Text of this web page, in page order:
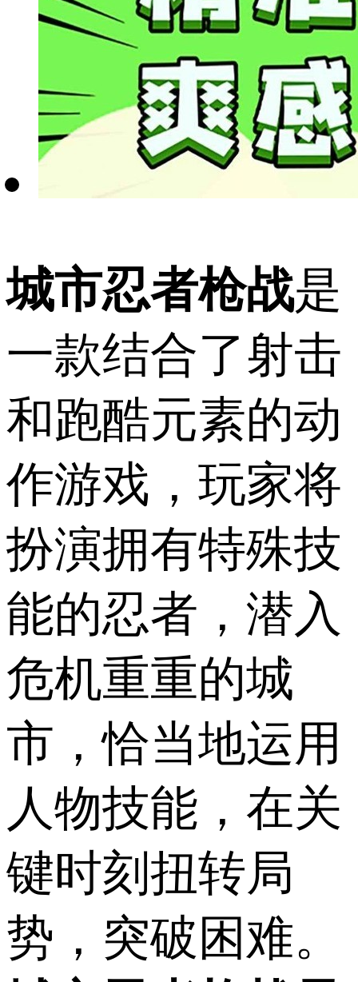
城市忍者枪战是
一款结合了射击
和跑酷元素的动
作游戏，玩家将
扮演拥有特殊技
能的忍者，潜入
危机重重的城
市，恰当地运用
人物技能，在关
键时刻扭转局
势，突破困难。